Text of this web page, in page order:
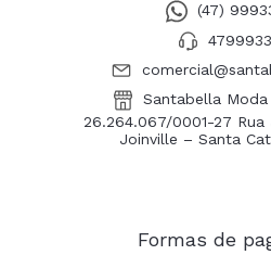
(47)
Santabella Moda
26.264.067/0001-27 Rua
Joinville – Santa
Formas de